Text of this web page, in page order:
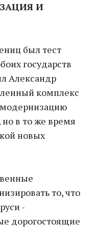
И
был тест
государств
Александр
комплекс
в то же время
новых
то, что
-
дорогостоящие